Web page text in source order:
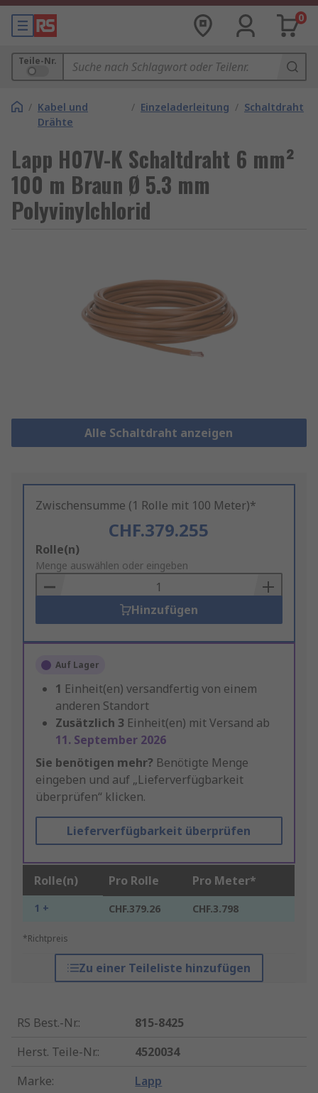
0
Teile-Nr.
/ Kabel und
Drähte
/ Einzeladerleitung / Schaltdraht
Lapp H07V-K Schaltdraht 6 mm²
100 m Braun Ø 5.3 mm
Polyvinylchlorid
Alle Schaltdraht anzeigen
Zwischensumme (1 Rolle mit 100 Meter)*
CHF.379.255
Add
to
Basket
Rolle(n)
Menge auswählen oder eingeben
Hinzufügen
Auf Lager
1 Einheit(en) versandfertig von einem
anderen Standort
Zusätzlich 3 Einheit(en) mit Versand ab
11. September 2026
Sie benötigen mehr? Benötigte Menge
eingeben und auf „Lieferverfügbarkeit
überprüfen“ klicken.
Lieferverfügbarkeit überprüfen
Rolle(n) Pro Rolle Pro Meter*
1 + CHF.379.26 CHF.3.798
*Richtpreis
Zu einer Teileliste hinzufügen
RS Best.-Nr.:
815-8425
Herst. Teile-Nr.:
4520034
Marke: Lapp